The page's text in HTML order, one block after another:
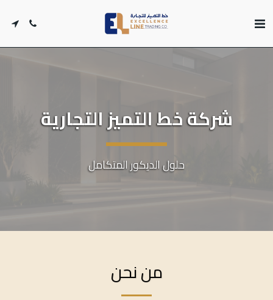
شركة خط التميز التجارية
حلول الديكور المتكامل
من نحن